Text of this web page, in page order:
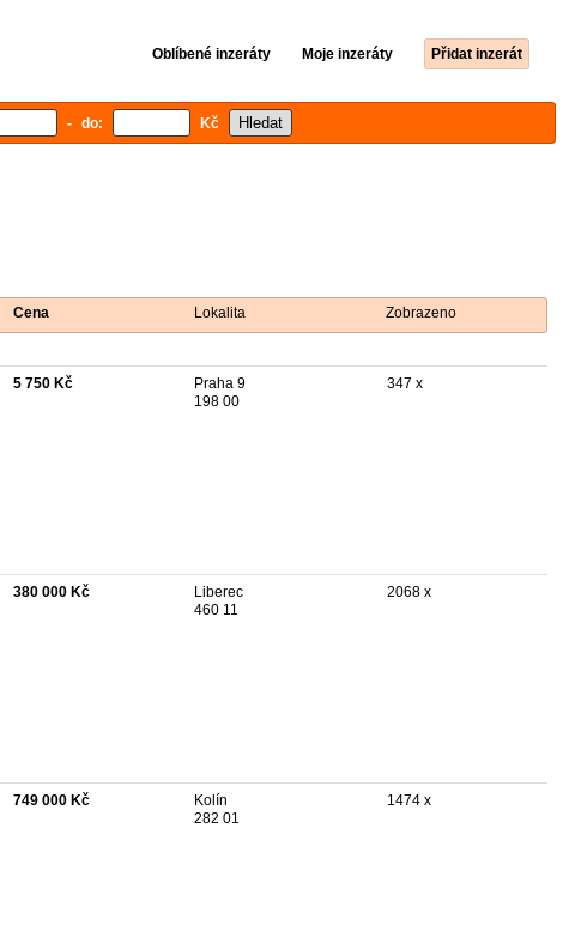
Oblíbené inzeráty Moje inzeráty Přidat inzerát
- do: Kč
Cena Lokalita Zobrazeno
5 750 Kč
Praha 9
198 00
347 x
380 000 Kč
Liberec
460 11
2068 x
749 000 Kč
Kolín
282 01
1474 x